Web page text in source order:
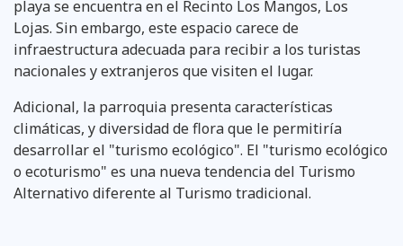
playa se encuentra en el Recinto Los Mangos, Los
Lojas. Sin embargo, este espacio carece de
infraestructura adecuada para recibir a los turistas
nacionales y extranjeros que visiten el lugar.
Adicional, la parroquia presenta características
climáticas, y diversidad de flora que le permitiría
desarrollar el "turismo ecológico". El "turismo ecológico
o ecoturismo" es una nueva tendencia del Turismo
Alternativo diferente al Turismo tradicional.